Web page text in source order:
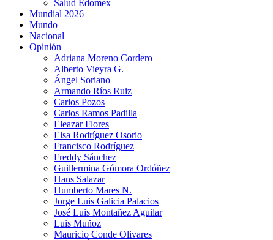
Salud Edomex
Mundial 2026
Mundo
Nacional
Opinión
Adriana Moreno Cordero
Alberto Vieyra G.
Ángel Soriano
Armando Ríos Ruiz
Carlos Pozos
Carlos Ramos Padilla
Eleazar Flores
Elsa Rodríguez Osorio
Francisco Rodríguez
Freddy Sánchez
Guillermina Gómora Ordóñez
Hans Salazar
Humberto Mares N.
Jorge Luis Galicia Palacios
José Luis Montañez Aguilar
Luis Muñoz
Mauricio Conde Olivares